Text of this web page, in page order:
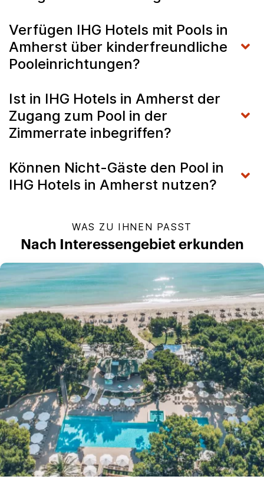
Verfügen IHG Hotels mit Pools in
Amherst über kinderfreundliche
Pooleinrichtungen?
Ist in IHG Hotels in Amherst der
Zugang zum Pool in der
Zimmerrate inbegriffen?
Können Nicht-Gäste den Pool in
IHG Hotels in Amherst nutzen?
WAS ZU IHNEN PASST
Nach Interessengebiet erkunden